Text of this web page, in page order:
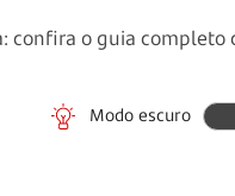
o guia completo
Modo escuro